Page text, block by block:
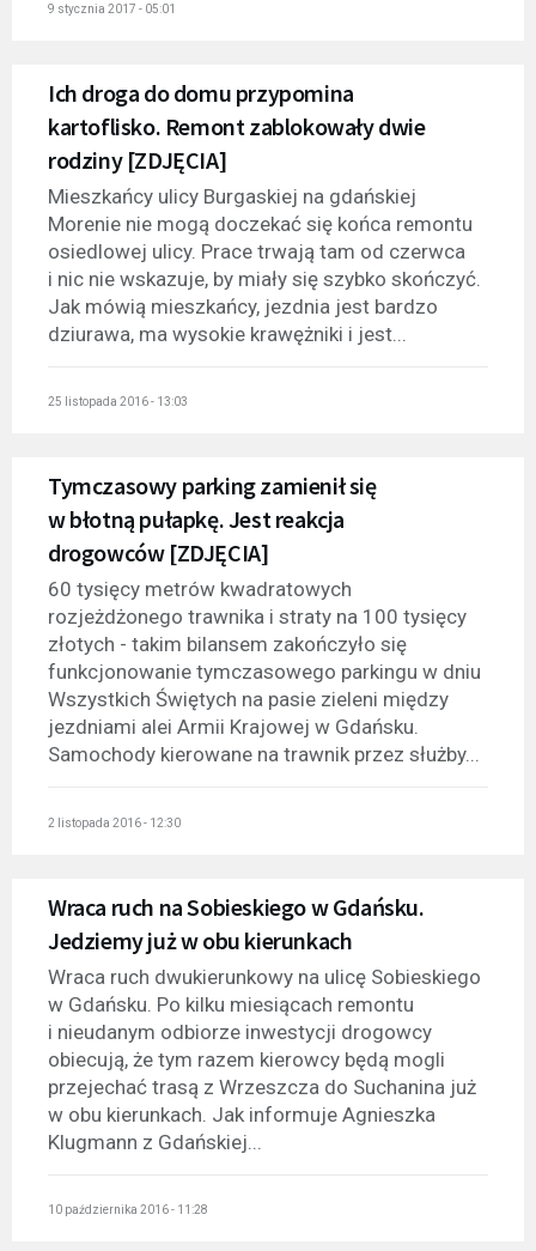
9 stycznia 2017 - 05:01
Ich droga do domu przypomina
kartoflisko. Remont zablokowały dwie
rodziny [ZDJĘCIA]
Mieszkańcy ulicy Burgaskiej na gdańskiej
Morenie nie mogą doczekać się końca remontu
osiedlowej ulicy. Prace trwają tam od czerwca
i nic nie wskazuje, by miały się szybko skończyć.
Jak mówią mieszkańcy, jezdnia jest bardzo
dziurawa, ma wysokie krawężniki i jest...
25 listopada 2016 - 13:03
Tymczasowy parking zamienił się
w błotną pułapkę. Jest reakcja
drogowców [ZDJĘCIA]
60 tysięcy metrów kwadratowych
rozjeżdżonego trawnika i straty na 100 tysięcy
złotych - takim bilansem zakończyło się
funkcjonowanie tymczasowego parkingu w dniu
Wszystkich Świętych na pasie zieleni między
jezdniami alei Armii Krajowej w Gdańsku.
Samochody kierowane na trawnik przez służby...
2 listopada 2016 - 12:30
Wraca ruch na Sobieskiego w Gdańsku.
Jedziemy już w obu kierunkach
Wraca ruch dwukierunkowy na ulicę Sobieskiego
w Gdańsku. Po kilku miesiącach remontu
i nieudanym odbiorze inwestycji drogowcy
obiecują, że tym razem kierowcy będą mogli
przejechać trasą z Wrzeszcza do Suchanina już
w obu kierunkach. Jak informuje Agnieszka
Klugmann z Gdańskiej...
10 października 2016 - 11:28